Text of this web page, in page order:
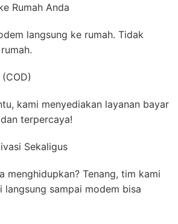
Rumah Anda
langsung ke rumah. Tidak
kami menyediakan layanan bayar
terpercaya!
Sekaligus
menghidupkan? Tenang, tim kami
langsung sampai modem bisa